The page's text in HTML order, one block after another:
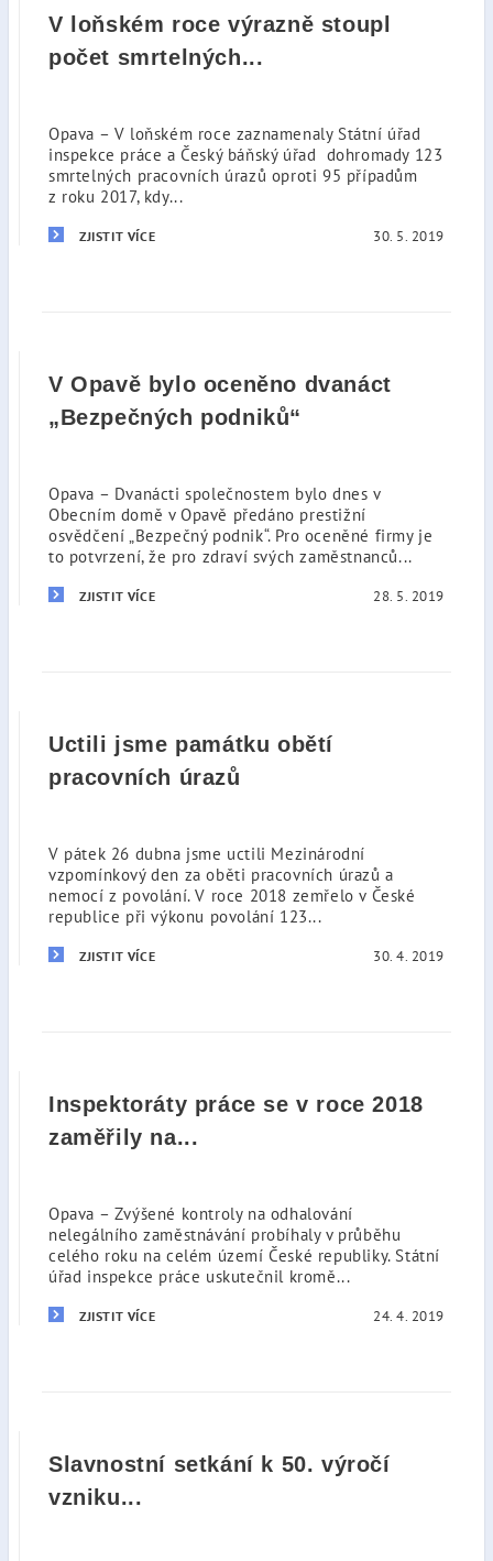
V loňském roce výrazně stoupl
počet smrtelných...
Opava – V loňském roce zaznamenaly Státní úřad
inspekce práce a Český báňský úřad dohromady 123
smrtelných pracovních úrazů oproti 95 případům
z roku 2017, kdy...
ZJISTIT VÍCE 30. 5. 2019
V Opavě bylo oceněno dvanáct
„Bezpečných podniků“
Opava – Dvanácti společnostem bylo dnes v
Obecním domě v Opavě předáno prestižní
osvědčení „Bezpečný podnik“. Pro oceněné firmy je
to potvrzení, že pro zdraví svých zaměstnanců...
ZJISTIT VÍCE 28. 5. 2019
Uctili jsme památku obětí
pracovních úrazů
V pátek 26 dubna jsme uctili Mezinárodní
vzpomínkový den za oběti pracovních úrazů a
nemocí z povolání. V roce 2018 zemřelo v České
republice při výkonu povolání 123...
ZJISTIT VÍCE 30. 4. 2019
Inspektoráty práce se v roce 2018
zaměřily na...
Opava – Zvýšené kontroly na odhalování
nelegálního zaměstnávání probíhaly v průběhu
celého roku na celém území České republiky. Státní
úřad inspekce práce uskutečnil kromě...
ZJISTIT VÍCE 24. 4. 2019
Slavnostní setkání k 50. výročí
vzniku...